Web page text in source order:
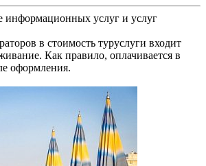
информационных услуг и услуг
в стоимость туруслуги входит
Как правило, оплачивается в
оформления.